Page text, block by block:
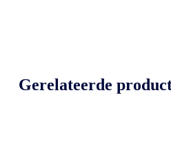
Gerelateerde